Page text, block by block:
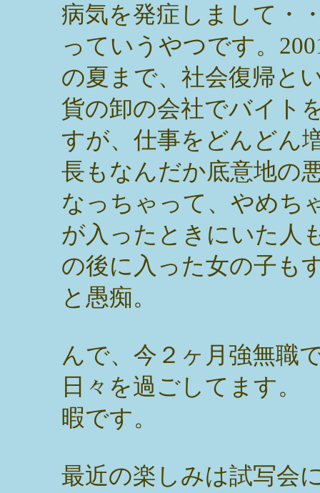
病気を発症しまして・
っていうやつです。
の夏まで、社会復帰と
貨の卸の会社でバイト
すが、仕事をどんどん
長もなんだか底意地の
なっちゃって、やめち
が入ったときにいた人
の後に入った女の子も
と愚痴。
んで、今２ヶ月強無職
日々を過ごしてます。
暇です。
最近の楽しみは試写会